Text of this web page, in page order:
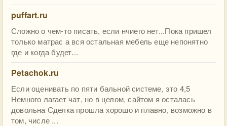
puffart.ru
Сложно о чем-то писать, если нчиего нет...Пока пришел
только матрас а вся остальная мебель еще непонятно
где и когда будет...
Petachok.ru
Если оценивать по пяти бальной системе, это 4,5
Немного лагает чат, но в целом, сайтом я осталась
довольна Сделка прошла хорошо и плавно, возможно в
том, числе ...